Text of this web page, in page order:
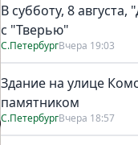
В субботу, 8
с "Тверью"
С.ПетербургВчера 19:03
Здание на улице
памятником
С.ПетербургВчера 18:57